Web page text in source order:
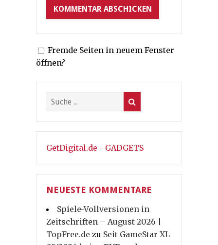
Fremde Seiten in neuem Fenster
öffnen?
GetDigital.de - GADGETS
NEUESTE KOMMENTARE
Spiele-Vollversionen in
Zeitschriften – August 2026 |
TopFree.de zu Seit GameStar XL